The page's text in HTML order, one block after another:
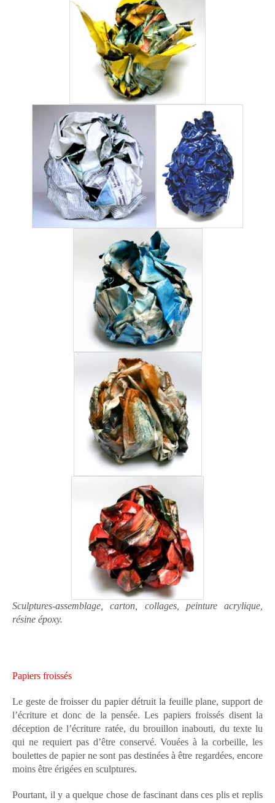
Sculptures-assemblage, carton, collages, peinture acrylique,
résine époxy.
Papiers froissés
Le geste de froisser du papier détruit la feuille plane, support de
l’écriture et donc de la pensée. Les papiers froissés disent la
déception de l’écriture ratée, du brouillon inabouti, du texte lu
qui ne requiert pas d’être conservé. Vouées à la corbeille, les
boulettes de papier ne sont pas destinées à être regardées, encore
moins être érigées en sculptures.
Pourtant, il y a quelque chose de fascinant dans ces plis et replis